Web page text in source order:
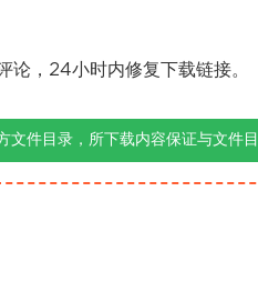
论，24小时内修复下载链接。
文件目录，所下载内容保证与文件